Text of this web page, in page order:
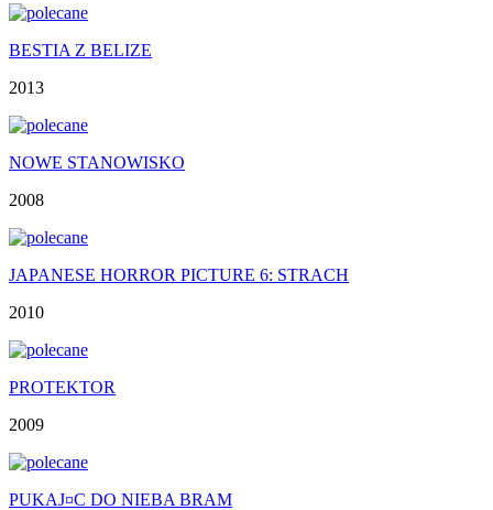
BESTIA Z BELIZE
2013
NOWE STANOWISKO
2008
JAPANESE HORROR PICTURE 6: STRACH
2010
PROTEKTOR
2009
PUKAJ¤C DO NIEBA BRAM